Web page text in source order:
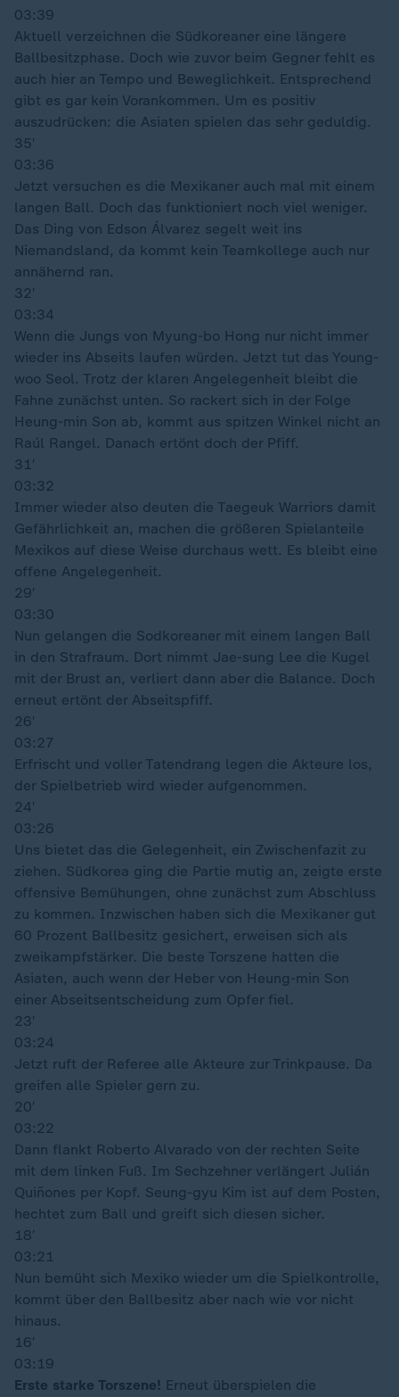
03:39
Aktuell verzeichnen die Südkoreaner eine längere
Ballbesitzphase. Doch wie zuvor beim Gegner fehlt es
auch hier an Tempo und Beweglichkeit. Entsprechend
gibt es gar kein Vorankommen. Um es positiv
auszudrücken: die Asiaten spielen das sehr geduldig.
35′
03:36
Jetzt versuchen es die Mexikaner auch mal mit einem
langen Ball. Doch das funktioniert noch viel weniger.
Das Ding von Edson Álvarez segelt weit ins
Niemandsland, da kommt kein Teamkollege auch nur
annähernd ran.
32′
03:34
Wenn die Jungs von Myung-bo Hong nur nicht immer
wieder ins Abseits laufen würden. Jetzt tut das Young-
woo Seol. Trotz der klaren Angelegenheit bleibt die
Fahne zunächst unten. So rackert sich in der Folge
Heung-min Son ab, kommt aus spitzen Winkel nicht an
Raúl Rangel. Danach ertönt doch der Pfiff.
31′
03:32
Immer wieder also deuten die Taegeuk Warriors damit
Gefährlichkeit an, machen die größeren Spielanteile
Mexikos auf diese Weise durchaus wett. Es bleibt eine
offene Angelegenheit.
29′
03:30
Nun gelangen die Sodkoreaner mit einem langen Ball
in den Strafraum. Dort nimmt Jae-sung Lee die Kugel
mit der Brust an, verliert dann aber die Balance. Doch
erneut ertönt der Abseitspfiff.
26′
03:27
Erfrischt und voller Tatendrang legen die Akteure los,
der Spielbetrieb wird wieder aufgenommen.
24′
03:26
Uns bietet das die Gelegenheit, ein Zwischenfazit zu
ziehen. Südkorea ging die Partie mutig an, zeigte erste
offensive Bemühungen, ohne zunächst zum Abschluss
zu kommen. Inzwischen haben sich die Mexikaner gut
60 Prozent Ballbesitz gesichert, erweisen sich als
zweikampfstärker. Die beste Torszene hatten die
Asiaten, auch wenn der Heber von Heung-min Son
einer Abseitsentscheidung zum Opfer fiel.
23′
03:24
Jetzt ruft der Referee alle Akteure zur Trinkpause. Da
greifen alle Spieler gern zu.
20′
03:22
Dann flankt Roberto Alvarado von der rechten Seite
mit dem linken Fuß. Im Sechzehner verlängert Julián
Quiñones per Kopf. Seung-gyu Kim ist auf dem Posten,
hechtet zum Ball und greift sich diesen sicher.
18′
03:21
Nun bemüht sich Mexiko wieder um die Spielkontrolle,
kommt über den Ballbesitz aber nach wie vor nicht
hinaus.
16′
03:19
Erste starke Torszene! Erneut überspielen die